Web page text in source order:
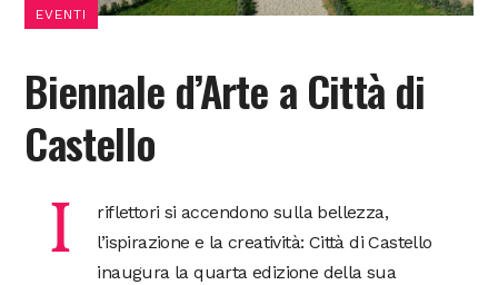
EVENTI
Biennale d’Arte a Città di
Castello
I
riflettori si accendono sulla bellezza,
l’ispirazione e la creatività: Città di Castello
inaugura la quarta edizione della sua